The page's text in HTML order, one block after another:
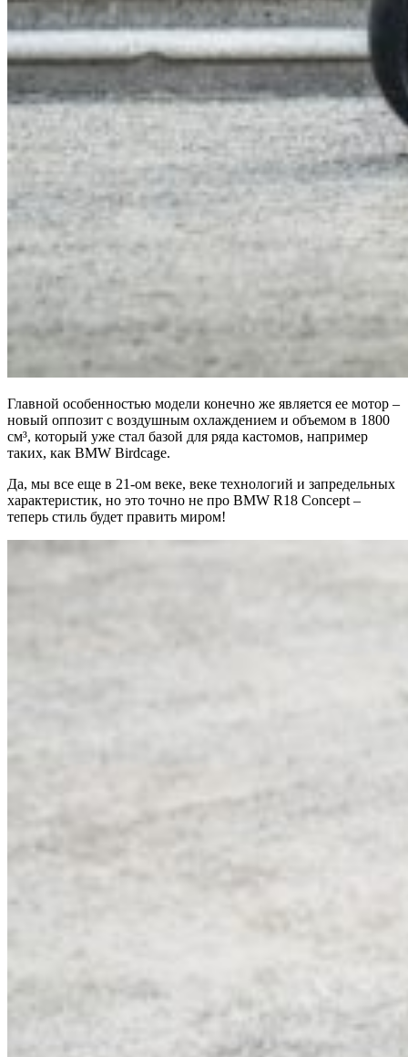
Главной особенностью модели конечно же является ее мотор –
новый оппозит с воздушным охлаждением и объемом в 1800
см³, который уже стал базой для ряда кастомов, например
таких, как BMW Birdcage.
Да, мы все еще в 21-ом веке, веке технологий и запредельных
характеристик, но это точно не про BMW R18 Concept –
теперь стиль будет править миром!